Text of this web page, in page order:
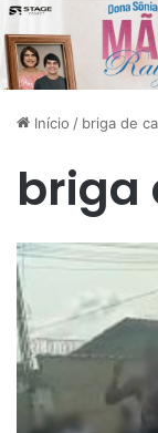
Início / briga de
briga